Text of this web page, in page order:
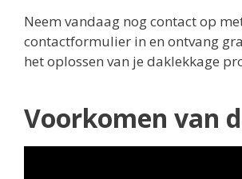
Neem vandaag nog contact op
contactformulier in en ontvang
het oplossen van je daklekkage
Voorkomen van